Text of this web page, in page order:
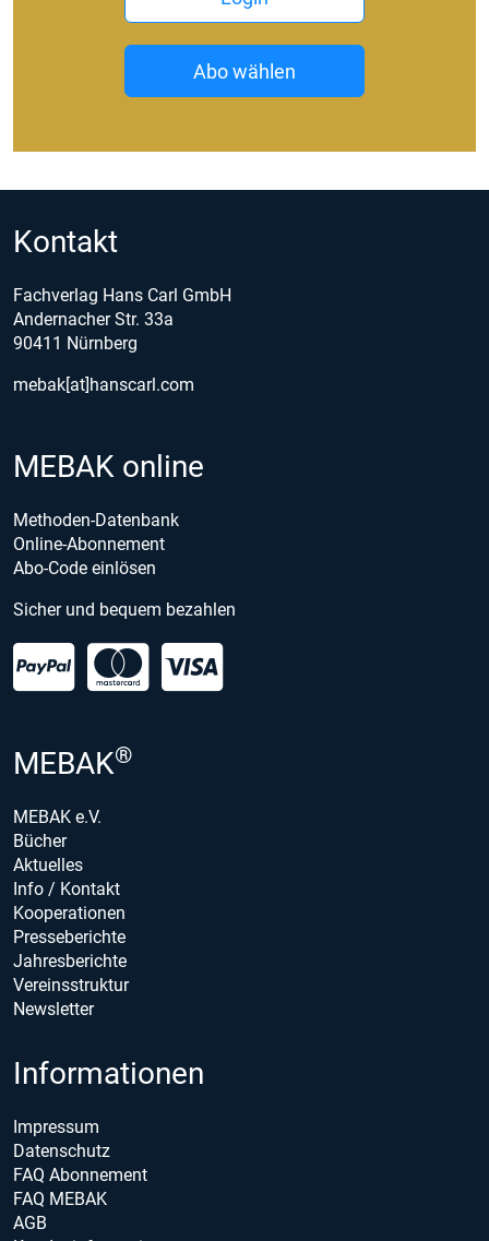
Abo wählen
Kontakt
Fachverlag Hans Carl GmbH
Andernacher Str. 33a
90411 Nürnberg
mebak[at]hanscarl.com
MEBAK online
Methoden-Datenbank
Online-Abonnement
Abo-Code einlösen
Sicher und bequem bezahlen
MEBAK®
MEBAK e.V.
Bücher
Aktuelles
Info / Kontakt
Kooperationen
Presseberichte
Jahresberichte
Vereinsstruktur
Newsletter
Informationen
Impressum
Datenschutz
FAQ Abonnement
FAQ MEBAK
AGB